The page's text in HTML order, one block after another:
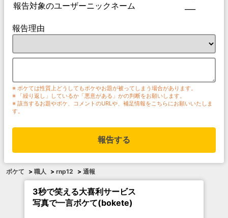
報告対象のユーザーニックネーム
報告理由
※ ボケては性質上どうしてもボケやお題が被ってしまう場合があります。
※ 「繰り返し」しているか「悪意がある」かの判断をお願いします。
※ 該当するお題やボケ、コメントのURLや、補足情報をこちらにお願いいたしま
す。
報告する
ボケて > 職人 > rnp12 > 通報
3秒で笑える大喜利サービス
写真で一言ボケて(bokete)